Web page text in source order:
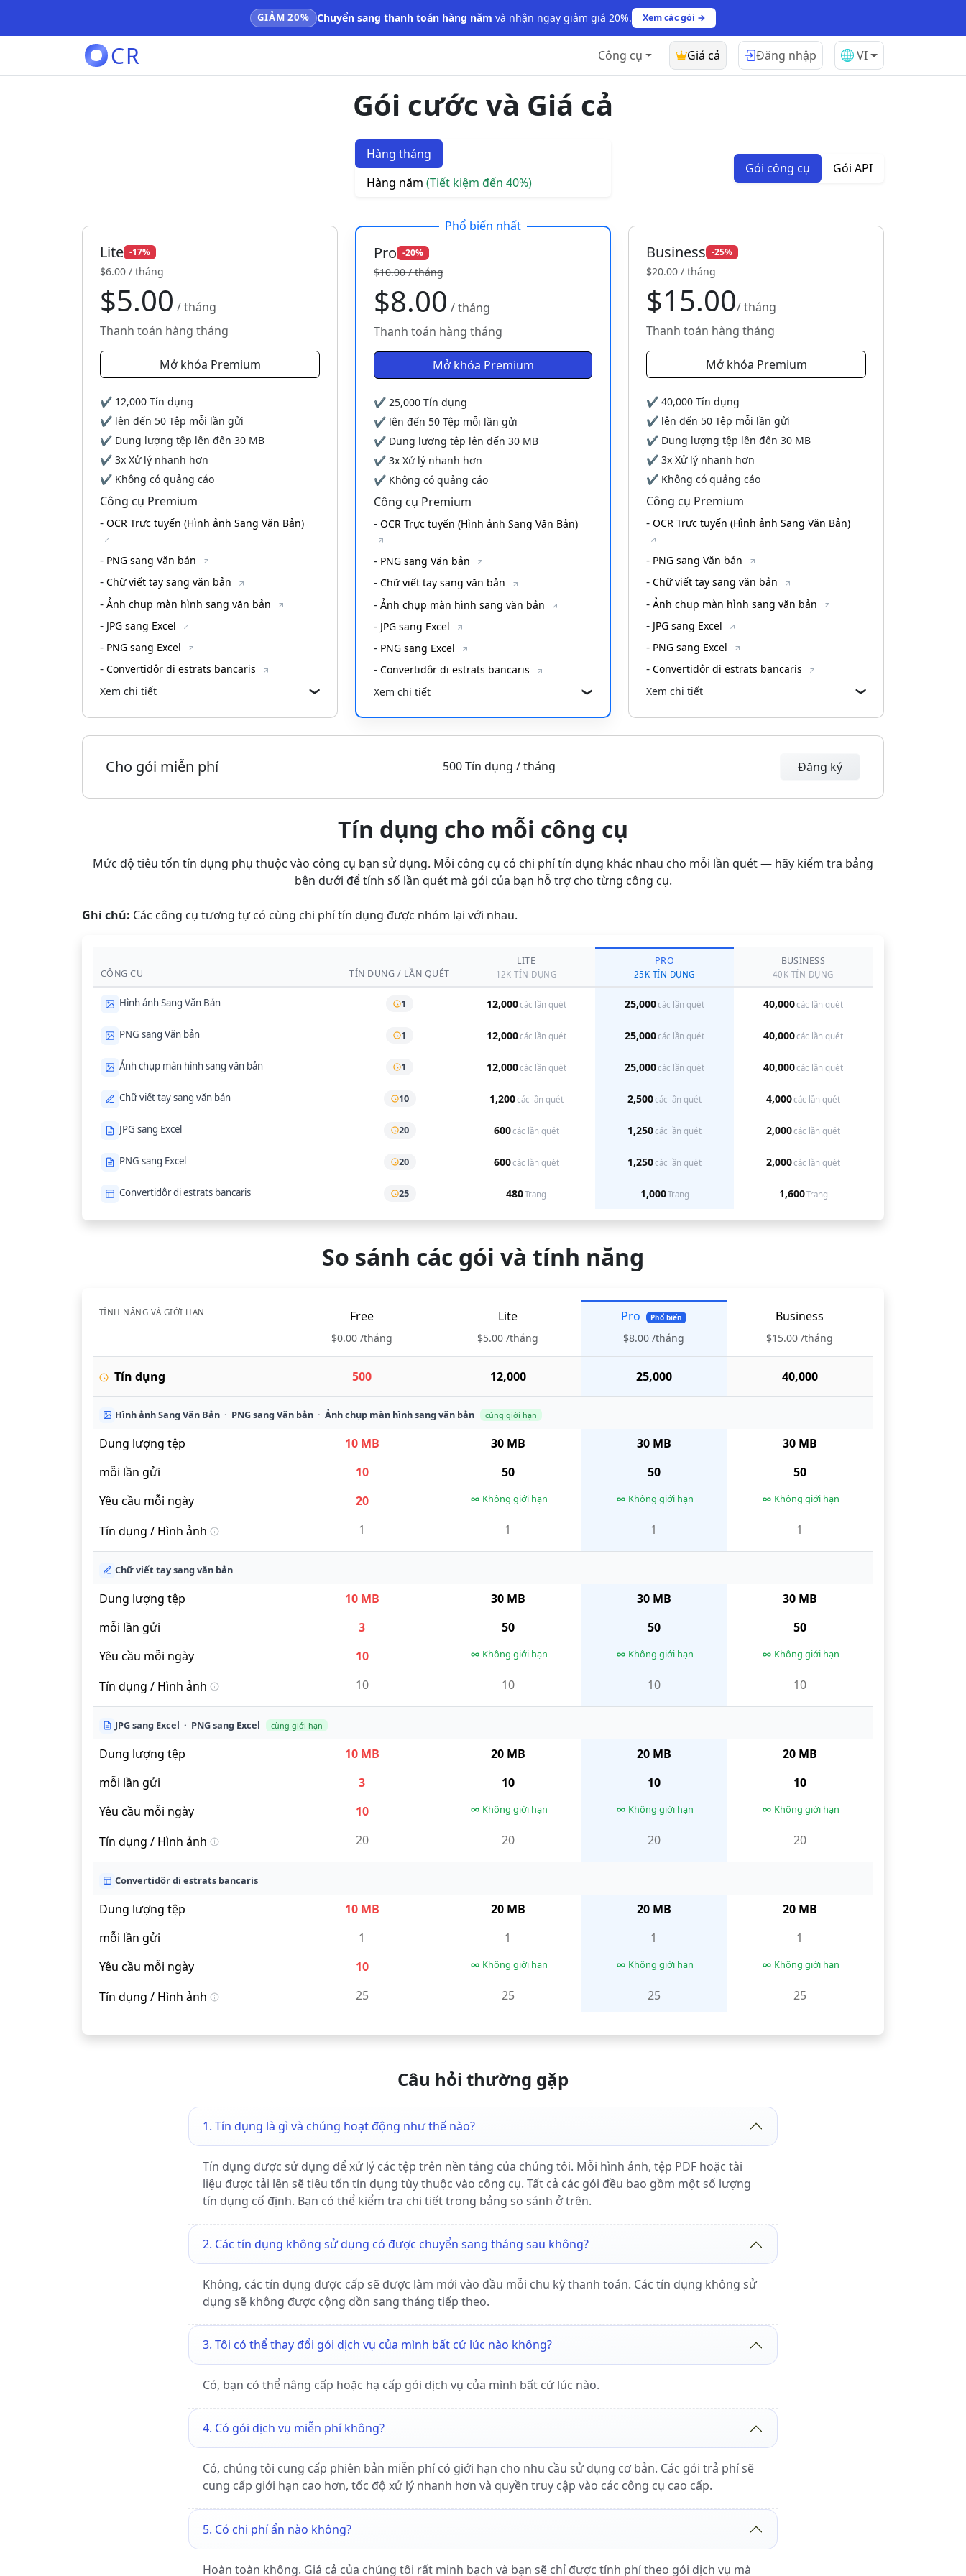
GIẢM 20% Chuyển sang thanh toán hàng năm và nhận ngay giảm giá 20%. Xem các gói →
CR Công cụ Giá cả Đăng nhập VI
Gói cước và Giá cả
Hàng tháng
Hàng năm (Tiết kiệm đến 40%)
Gói công cụ Gói API
Lite -17%
$6.00 / tháng
$5.00 / tháng
Thanh toán hàng tháng
Mở khóa Premium
✔ 12,000 Tín dụng
✔ lên đến 50 Tệp mỗi lần gửi
✔ Dung lượng tệp lên đến 30 MB
✔ 3x Xử lý nhanh hơn
✔ Không có quảng cáo
Công cụ Premium
- OCR Trực tuyến (Hình ảnh Sang Văn Bản)
- PNG sang Văn bản
- Chữ viết tay sang văn bản
- Ảnh chụp màn hình sang văn bản
- JPG sang Excel
- PNG sang Excel
- Convertidôr di estrats bancaris
Xem chi tiết
❯
Phổ biến nhất
Pro -20%
$10.00 / tháng
$8.00 / tháng
Thanh toán hàng tháng
Mở khóa Premium
✔ 25,000 Tín dụng
✔ lên đến 50 Tệp mỗi lần gửi
✔ Dung lượng tệp lên đến 30 MB
✔ 3x Xử lý nhanh hơn
✔ Không có quảng cáo
Công cụ Premium
- OCR Trực tuyến (Hình ảnh Sang Văn Bản)
- PNG sang Văn bản
- Chữ viết tay sang văn bản
- Ảnh chụp màn hình sang văn bản
- JPG sang Excel
- PNG sang Excel
- Convertidôr di estrats bancaris
Xem chi tiết
❯
Business -25%
$20.00 / tháng
$15.00/ tháng
Thanh toán hàng tháng
Mở khóa Premium
✔ 40,000 Tín dụng
✔ lên đến 50 Tệp mỗi lần gửi
✔ Dung lượng tệp lên đến 30 MB
✔ 3x Xử lý nhanh hơn
✔ Không có quảng cáo
Công cụ Premium
- OCR Trực tuyến (Hình ảnh Sang Văn Bản)
- PNG sang Văn bản
- Chữ viết tay sang văn bản
- Ảnh chụp màn hình sang văn bản
- JPG sang Excel
- PNG sang Excel
- Convertidôr di estrats bancaris
Xem chi tiết
❯
Cho gói miễn phí 500 Tín dụng / tháng Đăng ký
Tín dụng cho mỗi công cụ
Mức độ tiêu tốn tín dụng phụ thuộc vào công cụ bạn sử dụng. Mỗi công cụ có chi phí tín dụng khác nhau cho mỗi lần quét — hãy kiểm tra bảng
bên dưới để tính số lần quét mà gói của bạn hỗ trợ cho từng công cụ.
Ghi chú: Các công cụ tương tự có cùng chi phí tín dụng được nhóm lại với nhau.
CÔNG CỤ TÍN DỤNG / LẦN QUÉT
LITE
12K TÍN DỤNG
PRO
25K TÍN DỤNG
BUSINESS
40K TÍN DỤNG
Hình ảnh Sang Văn Bản 1 12,000các lần quét 25,000các lần quét 40,000các lần quét
PNG sang Văn bản 1 12,000các lần quét 25,000các lần quét 40,000các lần quét
Ảnh chụp màn hình sang văn bản 1 12,000các lần quét 25,000các lần quét 40,000các lần quét
Chữ viết tay sang văn bản 10 1,200các lần quét 2,500các lần quét 4,000các lần quét
JPG sang Excel 20 600các lần quét 1,250các lần quét 2,000các lần quét
PNG sang Excel 20 600các lần quét 1,250các lần quét 2,000các lần quét
Convertidôr di estrats bancaris 25 480Trang 1,000Trang 1,600Trang
So sánh các gói và tính năng
TÍNH NĂNG VÀ GIỚI HẠN Free
$0.00 /tháng
Lite
$5.00 /tháng
Pro Phổ biến
$8.00 /tháng
Business
$15.00 /tháng
Tín dụng 500 12,000 25,000 40,000
Hình ảnh Sang Văn Bản · PNG sang Văn bản · Ảnh chụp màn hình sang văn bản cùng giới hạn
Dung lượng tệp 10 MB 30 MB 30 MB
30 MB
mỗi lần gửi
10 50 50
50
Yêu cầu mỗi ngày
20 Không giới hạn Không giới hạn Không giới hạn
Tín dụng / Hình ảnh 1 1 1 1
Chữ viết tay sang văn bản
Dung lượng tệp 10 MB 30 MB 30 MB
30 MB
mỗi lần gửi
3 50 50
50
Yêu cầu mỗi ngày
10 Không giới hạn Không giới hạn Không giới hạn
Tín dụng / Hình ảnh 10 10 10 10
JPG sang Excel · PNG sang Excel cùng giới hạn
Dung lượng tệp 10 MB 20 MB 20 MB
20 MB
mỗi lần gửi
3 10 10
10
Yêu cầu mỗi ngày
10 Không giới hạn Không giới hạn Không giới hạn
Tín dụng / Hình ảnh 20 20 20 20
Convertidôr di estrats bancaris
Dung lượng tệp 10 MB 20 MB 20 MB
20 MB
mỗi lần gửi
1 1 1
1
Yêu cầu mỗi ngày
10 Không giới hạn Không giới hạn Không giới hạn
Tín dụng / Hình ảnh 25 25 25 25
Câu hỏi thường gặp
1. Tín dụng là gì và chúng hoạt động như thế nào?
Tín dụng được sử dụng để xử lý các tệp trên nền tảng của chúng tôi. Mỗi hình ảnh, tệp PDF hoặc tài
liệu được tải lên sẽ tiêu tốn tín dụng tùy thuộc vào công cụ. Tất cả các gói đều bao gồm một số lượng
tín dụng cố định. Bạn có thể kiểm tra chi tiết trong bảng so sánh ở trên.
2. Các tín dụng không sử dụng có được chuyển sang tháng sau không?
Không, các tín dụng được cấp sẽ được làm mới vào đầu mỗi chu kỳ thanh toán. Các tín dụng không sử
dụng sẽ không được cộng dồn sang tháng tiếp theo.
3. Tôi có thể thay đổi gói dịch vụ của mình bất cứ lúc nào không?
Có, bạn có thể nâng cấp hoặc hạ cấp gói dịch vụ của mình bất cứ lúc nào.
4. Có gói dịch vụ miễn phí không?
Có, chúng tôi cung cấp phiên bản miễn phí có giới hạn cho nhu cầu sử dụng cơ bản. Các gói trả phí sẽ
cung cấp giới hạn cao hơn, tốc độ xử lý nhanh hơn và quyền truy cập vào các công cụ cao cấp.
5. Có chi phí ẩn nào không?
Hoàn toàn không. Giá cả của chúng tôi rất minh bạch và bạn sẽ chỉ được tính phí theo gói dịch vụ mà